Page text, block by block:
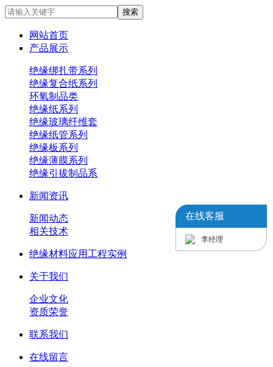
网站首页
产品展示
绝缘绑扎带系列
绝缘复合纸系列
环氧制品类
绝缘纸系列
绝缘玻璃纤维套
绝缘纸管系列
绝缘板系列
绝缘薄膜系列
绝缘引拔制品系
新闻资讯
新闻动态
相关技术
绝缘材料应用工程实例
关于我们
企业文化
资质荣誉
联系我们
在线留言
在线客服
李经理